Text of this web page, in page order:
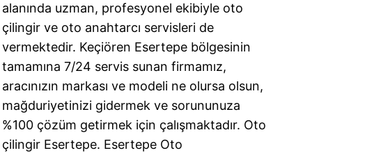
alanında uzman, profesyonel ekibiyle oto
çilingir ve oto anahtarcı servisleri de
vermektedir. Keçiören Esertepe bölgesinin
tamamına 7/24 servis sunan firmamız,
aracınızın markası ve modeli ne olursa olsun,
mağduriyetinizi gidermek ve sorununuza
%100 çözüm getirmek için çalışmaktadır. Oto
çilingir Esertepe. Esertepe Oto